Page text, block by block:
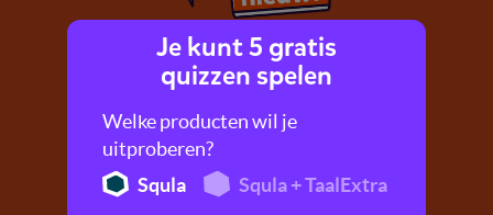
Voorzetsels
In deze quiz leer je wat het voorzetsel is.
Je kunt 5 gratis
quizzen spelen
Welke producten wil je
uitproberen?
Squla
Squla + TaalExtra